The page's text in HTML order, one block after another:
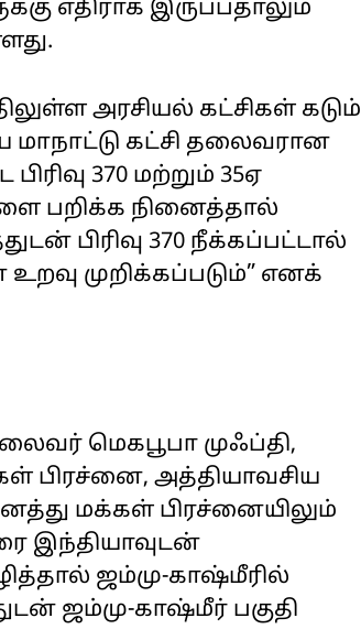
எதிராக இருப்பதாலும்
அரசியல் கட்சிகள் கடும்
மாநாட்டு கட்சி தலைவரான
370 மற்றும் 35ஏ
பறிக்க நினைத்தால்
பிரிவு 370 நீக்கப்பட்டால்
முறிக்கப்படும்” எனக்
மெகபூபா முஃப்தி,
பிரச்னை, அத்தியாவசிய
மக்கள் பிரச்னையிலும்
இந்தியாவுடன்
ஜம்மு-காஷ்மீரில்
ஜம்மு-காஷ்மீர் பகுதி